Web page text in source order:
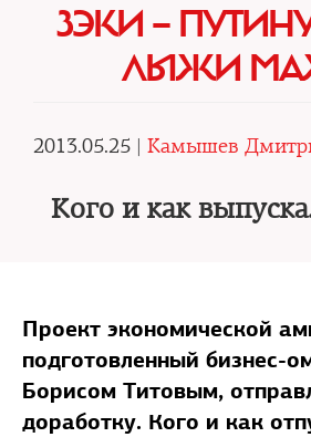
ЗЭКИ —
ЛЫЖИ
2013.05.25 | Камышев
Кого и как
Проект экономической
подготовленный бизнес-
Борисом Титовым,
доработку. Кого и как